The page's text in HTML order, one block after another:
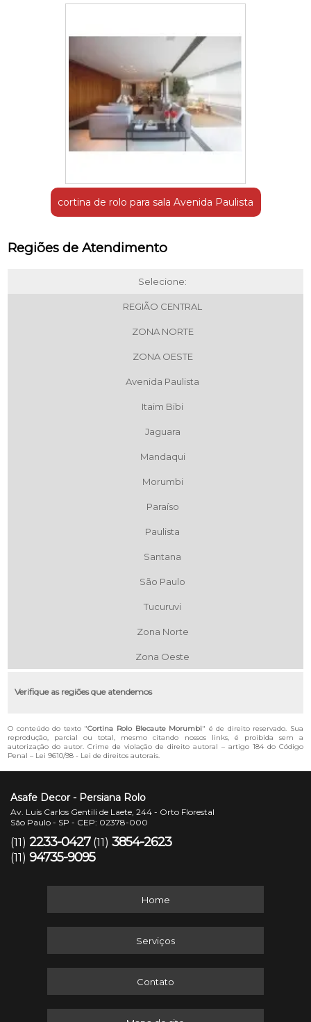
cortina de rolo para sala Avenida Paulista
Regiões de Atendimento
Selecione:
REGIÃO CENTRAL
ZONA NORTE
ZONA OESTE
Avenida Paulista
Itaim Bibi
Jaguara
Mandaqui
Morumbi
Paraíso
Paulista
Santana
São Paulo
Tucuruvi
Zona Norte
Zona Oeste
Verifique as regiões que atendemos
O conteúdo do texto "Cortina Rolo Blecaute Morumbi" é de direito reservado. Sua
reprodução, parcial ou total, mesmo citando nossos links, é proibida sem a
autorização do autor. Crime de violação de direito autoral – artigo 184 do Código
Penal – Lei 9610/98 - Lei de direitos autorais.
Asafe Decor - Persiana Rolo
Av. Luis Carlos Gentili de Laete, 244 - Orto Florestal
São Paulo - SP - CEP: 02378-000
(11) 2233-0427 (11) 3854-2623
(11) 94735-9095
Home
Serviços
Contato